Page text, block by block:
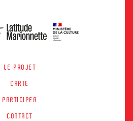
LE PROJET
CARTE
PARTICIPER
CONTACT